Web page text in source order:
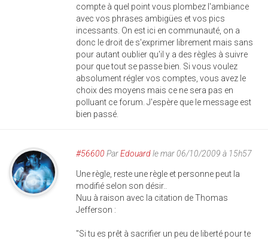
compte à quel point vous plombez l'ambiance
avec vos phrases ambigües et vos pics
incessants. On est ici en communauté, on a
donc le droit de s'exprimer librement mais sans
pour autant oublier qu'il y a des règles à suivre
pour que tout se passe bien. Si vous voulez
absolument régler vos comptes, vous avez le
choix des moyens mais ce ne sera pas en
polluant ce forum. J'espère que le message est
bien passé.
#56600 ParEdouardle mar 06/10/2009 à 15h57
Une règle, reste une règle et personne peut la
modifié selon son désir..
Nuu à raison avec la citation de Thomas
Jefferson :
"Si tu es prêt à sacrifier un peu de liberté pour te